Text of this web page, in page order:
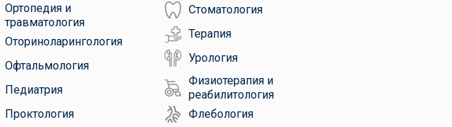
Ортопедия и
травматология
Оториноларингология
Офтальмология
Педиатрия
Проктология
Стоматология
Терапия
Урология
Физиотерапия и
реабилитология
Флебология